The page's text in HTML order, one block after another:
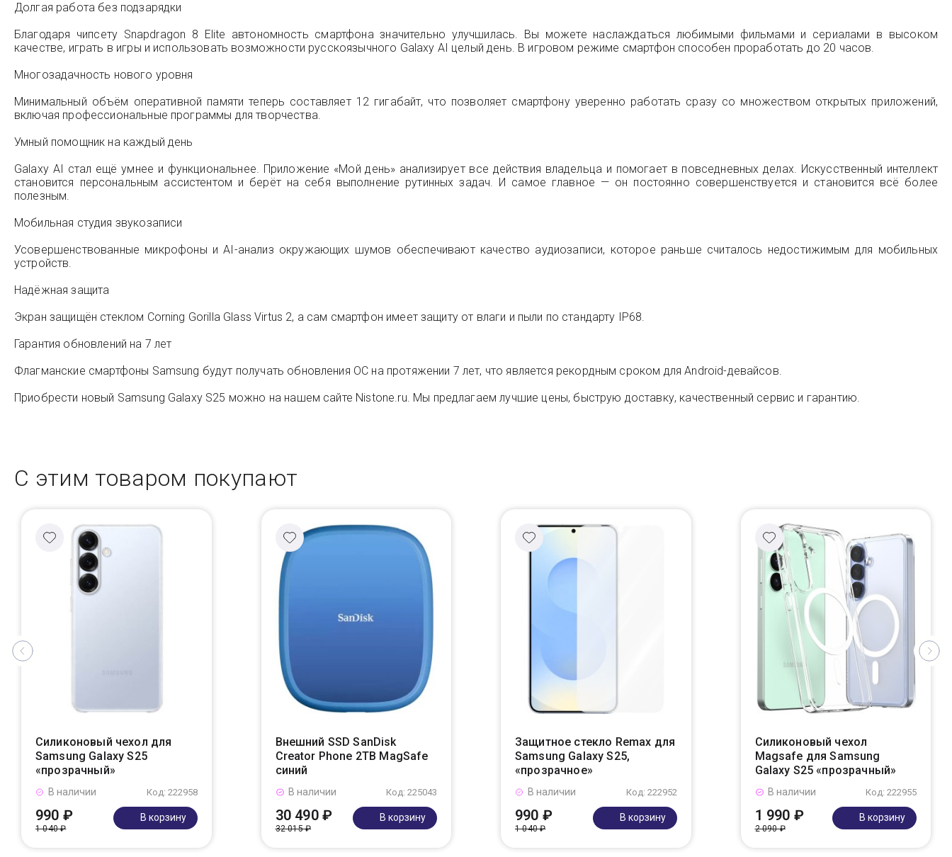
Долгая работа без подзарядки
Благодаря чипсету Snapdragon 8 Elite автономность смартфона значительно улучшилась. Вы можете наслаждаться любимыми фильмами и сериалами в высоком
качестве, играть в игры и использовать возможности русскоязычного Galaxy AI целый день. В игровом режиме смартфон способен проработать до 20 часов.
Многозадачность нового уровня
Минимальный объём оперативной памяти теперь составляет 12 гигабайт, что позволяет смартфону уверенно работать сразу со множеством открытых приложений,
включая профессиональные программы для творчества.
Умный помощник на каждый день
Galaxy AI стал ещё умнее и функциональнее. Приложение «Мой день» анализирует все действия владельца и помогает в повседневных делах. Искусственный интеллект
становится персональным ассистентом и берёт на себя выполнение рутинных задач. И самое главное — он постоянно совершенствуется и становится всё более
полезным.
Мобильная студия звукозаписи
Усовершенствованные микрофоны и AI-анализ окружающих шумов обеспечивают качество аудиозаписи, которое раньше считалось недостижимым для мобильных
устройств.
Надёжная защита
Экран защищён стеклом Corning Gorilla Glass Virtus 2, а сам смартфон имеет защиту от влаги и пыли по стандарту IP68.
Гарантия обновлений на 7 лет
Флагманские смартфоны Samsung будут получать обновления ОС на протяжении 7 лет, что является рекордным сроком для Android-девайсов.
Приобрести новый Samsung Galaxy S25 можно на нашем сайте Nistone.ru. Мы предлагаем лучшие цены, быструю доставку, качественный сервис и гарантию.
С этим товаром покупают
Силиконовый чехол для
Samsung Galaxy S25
«прозрачный»
Код: 222958
В наличии
990 ₽
1 040 ₽
В корзину
Внешний SSD SanDisk
Creator Phone 2TB MagSafe
синий
Код: 225043
В наличии
30 490 ₽
32 015 ₽
В корзину
Защитное стекло Remax для
Samsung Galaxy S25,
«прозрачное»
Код: 222952
В наличии
990 ₽
1 040 ₽
В корзину
Силиконовый чехол
Magsafe для Samsung
Galaxy S25 «прозрачный»
Код: 222955
В наличии
1 990 ₽
2 090 ₽
В корзину